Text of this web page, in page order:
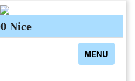
Nice
Toggle
navigation
MENU